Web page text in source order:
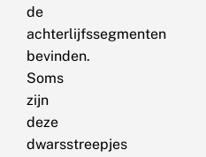
de
achterlijfssegmenten
bevinden.
Soms
zijn
deze
dwarsstreepjes